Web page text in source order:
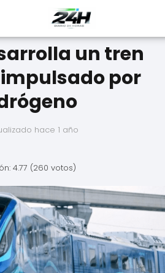
un tren
por
hace 1 año
4.77 (260 votos)